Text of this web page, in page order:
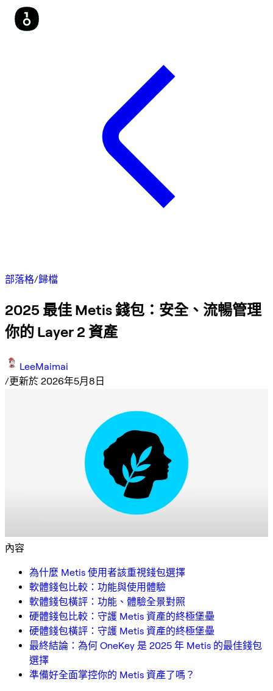
部落格/歸檔
2025 最佳 Metis 錢包：安全、流暢管理
你的 Layer 2 資產
LeeMaimai
/更新於 2026年5月8日
內容
為什麼 Metis 使用者該重視錢包選擇
軟體錢包比較：功能與使用體驗
軟體錢包橫評：功能、體驗全景對照
硬體錢包比較：守護 Metis 資產的終極堡壘
硬體錢包橫評：守護 Metis 資產的終極堡壘
最終結論：為何 OneKey 是 2025 年 Metis 的最佳錢包
選擇
準備好全面掌控你的 Metis 資產了嗎？